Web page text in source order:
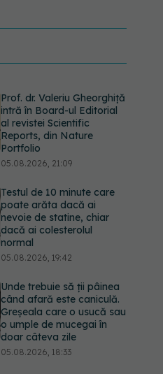
Prof. dr. Valeriu Gheorghiță
intră în Board-ul Editorial
al revistei Scientific
Reports, din Nature
Portfolio
05.08.2026, 21:09
Testul de 10 minute care
poate arăta dacă ai
nevoie de statine, chiar
dacă ai colesterolul
normal
05.08.2026, 19:42
Unde trebuie să ții pâinea
când afară este caniculă.
Greșeala care o usucă sau
o umple de mucegai în
doar câteva zile
05.08.2026, 18:33